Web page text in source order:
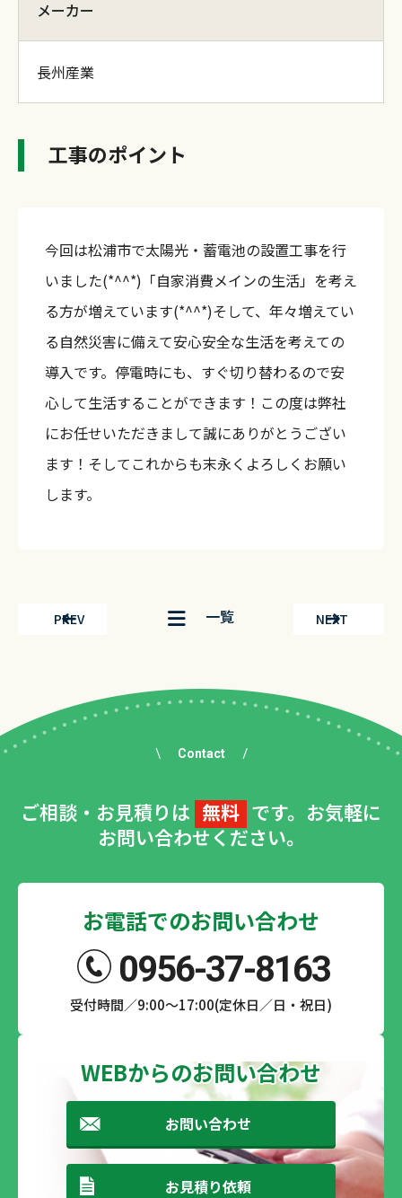
メーカー
長州産業
工事のポイント
今回は松浦市で太陽光・蓄電池の設置工事を行
いました(*^^*)「自家消費メインの生活」を考え
る方が増えています(*^^*)そして、年々増えてい
る自然災害に備えて安心安全な生活を考えての
導入です。停電時にも、すぐ切り替わるので安
心して生活することができます！この度は弊社
にお任せいただきまして誠にありがとうござい
ます！そしてこれからも末永くよろしくお願い
します。
PREV 一覧 NEXT
Contact
ご相談・お見積りは 無料 です。お気軽に
お問い合わせください。
お電話でのお問い合わせ
0956-37-8163
受付時間／9:00～17:00(定休日／日・祝日)
WEBからのお問い合わせ
お問い合わせ
お見積り依頼